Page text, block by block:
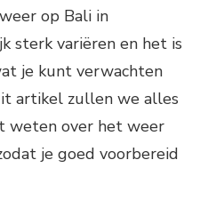
op Bali in
sterk variëren en het is
je kunt verwachten
artikel zullen we alles
weten over het weer
je goed voorbereid